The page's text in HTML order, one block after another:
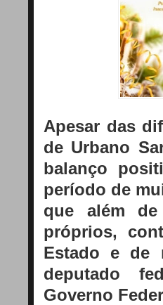
Apesar das
de Urbano
balanço
período de
que além de
próprios,
Estado e de
deputado
Governo